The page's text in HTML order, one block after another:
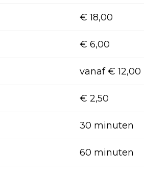
€ 18,00
€ 6,00
vanaf € 12,00
€ 2,50
30 minuten
60 minuten